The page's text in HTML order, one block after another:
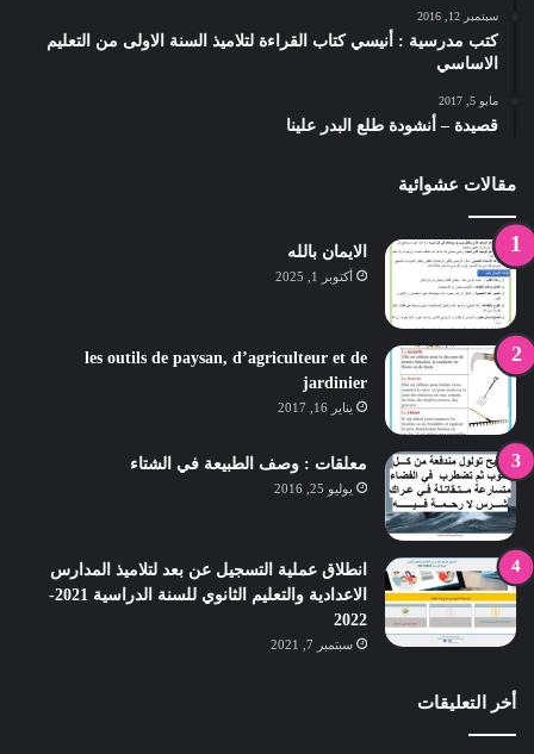
سبتمبر 12, 2016
كتب مدرسية : أنيسي كتاب القراءة لتلاميذ السنة الاولى من التعليم
الاساسي
مايو 5, 2017
قصيدة – أنشودة طلع البدر علينا
مقالات عشوائية
الايمان بالله
أكتوبر 1, 2025
les outils de paysan, d’agriculteur et de
jardinier
يناير 16, 2017
معلقات : وصف الطبيعة في الشتاء
يوليو 25, 2016
انطلاق عملية التسجيل عن بعد لتلاميذ المدارس
الاعدادية والتعليم الثانوي للسنة الدراسية 2021-
2022
سبتمبر 7, 2021
أخر التعليقات